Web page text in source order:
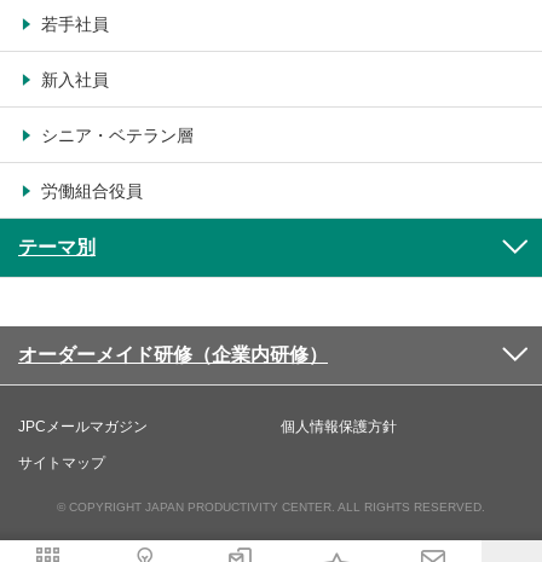
若手社員
新入社員
シニア・ベテラン層
労働組合役員
テーマ別
オーダーメイド研修（企業内研修）
JPCメールマガジン 個人情報保護方針
サイトマップ
© COPYRIGHT JAPAN PRODUCTIVITY CENTER. ALL RIGHTS RESERVED.